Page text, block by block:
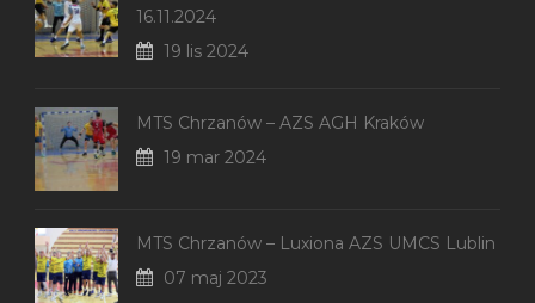
16.11.2024
19 lis 2024
MTS Chrzanów – AZS AGH Kraków
19 mar 2024
MTS Chrzanów – Luxiona AZS UMCS Lublin
07 maj 2023